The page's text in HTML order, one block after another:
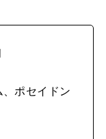
、ポセイドン